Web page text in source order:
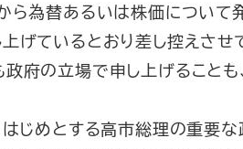
ら為替あるいは株価について
げているとおり差し控えさせ
府の立場で申し上げることも
じめとする高市総理の重要